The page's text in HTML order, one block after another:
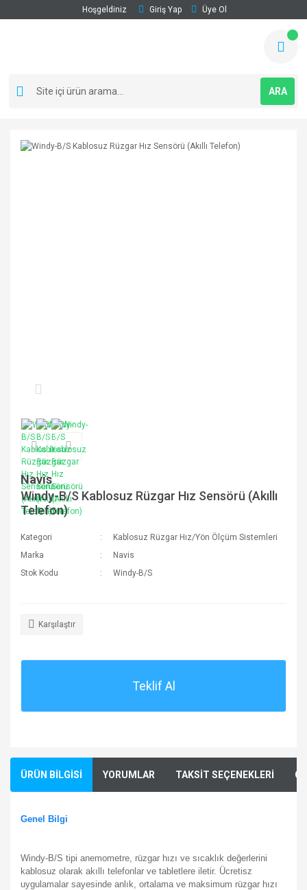
Hoşgeldiniz Giriş Yap Üye Ol
ARA
Navis
Windy-B/S Kablosuz Rüzgar Hız Sensörü (Akıllı
Telefon)
Kategori
Kablosuz Rüzgar Hız/Yön Ölçüm Sistemleri
Marka
Navis
Stok Kodu
Windy-B/S
Karşılaştır
Teklif Al
ÜRÜN BİLGİSİ YORUMLAR TAKSİT SEÇENEKLERİ
Genel Bilgi
Windy-B/S tipi anemometre, rüzgar hızı ve sıcaklık değerlerini
kablosuz olarak akıllı telefonlar ve tabletlere iletir. Ücretisz
uygulamalar sayesinde anlık, ortalama ve maksimum rüzgar hızı